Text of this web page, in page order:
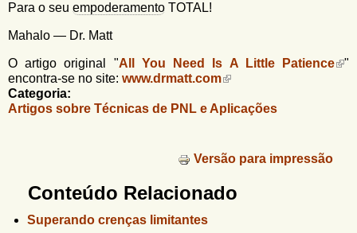
Para o seu empoderamento TOTAL!
Mahalo — Dr. Matt
O artigo original "All You Need Is A Little Patience
"
encontra-se no site: www.drmatt.com
Categoria:
Artigos sobre Técnicas de PNL e Aplicações
Versão para impressão
Conteúdo Relacionado
Superando crenças limitantes